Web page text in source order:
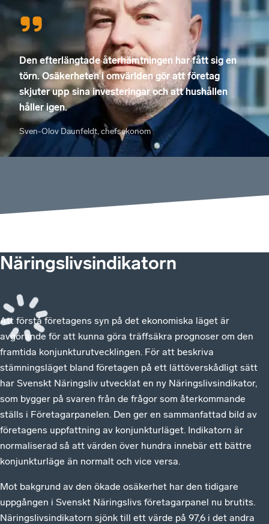
Den efterlängtade återhämtningen har fått sig en
törn. Osäkerheten i omvärlden gör att företag
skjuter upp sina investeringar och att hushållen
håller igen.
Sven-Olov Daunfeldt, chefsekonom
Näringslivsindikatorn
Att förstå företagens syn på det ekonomiska läget är
avgörande för att kunna göra träffsäkra prognoser om den
framtida konjunkturutvecklingen. För att beskriva
stämningsläget bland företagen på ett lättöverskådligt sätt
har Svenskt Näringsliv utvecklat en ny Näringslivsindikator,
som bygger på svaren från de frågor som återkommande
ställs i Företagarpanelen. Den ger en sammanfattad bild av
företagens uppfattning av konjunkturläget. Indikatorn är
normaliserad så att värden över hundra innebär ett bättre
konjunkturläge än normalt och vice versa.
Mot bakgrund av den ökade osäkerhet har den tidigare
uppgången i Svenskt Näringslivs företagarpanel nu brutits.
Näringslivsindikatorn sjönk till ett värde på 97,6 i det andra